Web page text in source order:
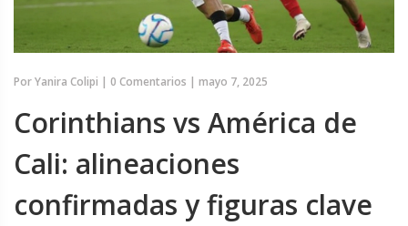
PorYanira Colipi | 0 Comentarios | mayo 7, 2025
Corinthians vs América de
Cali: alineaciones
confirmadas y figuras clave